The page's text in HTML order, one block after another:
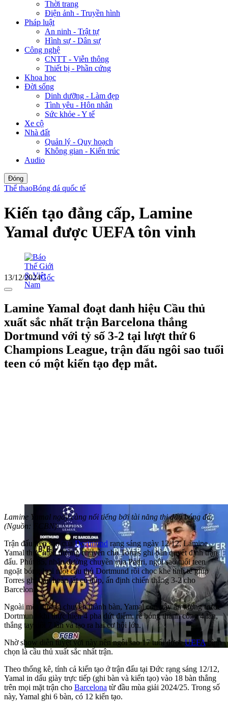
Thời trang
Điện ảnh - Truyền hình
Pháp luật
An ninh - Trật tự
Hình sự - Dân sự
Công nghệ
CNTT - Viễn thông
Thiết bị - Phần cứng
Khoa học
Đời sống
Dinh dưỡng - Làm đẹp
Tình yêu - Hôn nhân
Sức khỏe - Y tế
Xe cộ
Nhà đất
Quản lý - Quy hoạch
Không gian - Kiến trúc
Audio
Đóng
Thể thaoBóng đá quốc tế
Kiến tạo đẳng cấp, Lamine
Yamal được UEFA tôn vinh
13/12/2024Gốc
Lamine Yamal đoạt danh hiệu Cầu thủ
xuất sắc nhất trận Barcelona thắng
Dortmund với tỷ số 3-2 tại lượt thứ 6
Champions League, trận đấu ngôi sao tuổi
teen có một kiến tạo đẹp mắt.
Lamine Yamal ngày càng nổi tiếng bởi tài năng thi đấu bóng đá.
(Nguồn: FCBN)
Trận đấu trên sân của Dortmund rạng sáng ngày 12/12, Lamine
Yamal thực hiện đường chuyền cho Torres ghi bàn quyết định trận
đấu. Phút 85, nhận đường chuyền của Pedri, ngôi sao tuổi teen
ngoặt bóng loại một cầu thủ Dortmund rồi chọc khe tinh tế giúp
Torres ghi bàn hoàn tất cú đúp, ấn định chiến thắng 3-2 cho
Barcelona.
Ngoài một đường chuyền thành bàn, Yamal còn gây ấn tượng trước
Dortmund khi thực hiện 4 pha dứt điểm, rê bóng thành công 4 lần,
thắng tay đôi 7 lần và tạo ra hai cơ hội lớn.
Nhờ show diễn tuyệt vời này nên ngôi sao 17 tuổi đượcUEFAbình
chọn là cầu thủ xuất sắc nhất trận.
Theo thống kê, tính cả kiến tạo ở trận đấu tại Đức rạng sáng 12/12,
Yamal in dấu giày trực tiếp (ghi bàn và kiến tạo) vào 18 bàn thắng
trên mọi mặt trận cho Barcelona từ đầu mùa giải 2024/25. Trong số
này, Yamal ghi 6 bàn, có 12 kiến tạo.